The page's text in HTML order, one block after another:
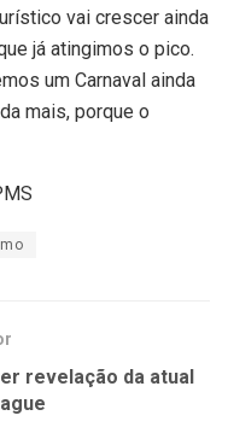
vai crescer ainda
já atingimos o pico.
um Carnaval ainda
mais, porque o
revelação da atual